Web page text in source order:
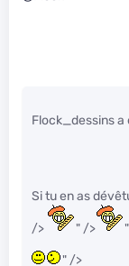
Flock_dessins a
Si tu en as
/> " />
" />